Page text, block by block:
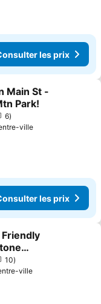
les prix
favoris
Main St -
Park!
6
ville
les prix
favoris
Friendly
10
ville